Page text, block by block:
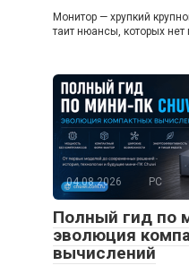
Монитор — хрупкий
таит нюансы, которых нет
04.08.2026 PC
Полный гид по
эволюция
вычислений